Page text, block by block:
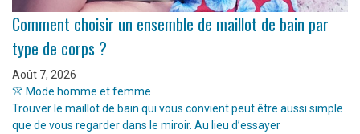
Comment choisir un ensemble de maillot de bain par
type de corps ?
Août 7, 2026
👚 Mode homme et femme
Trouver le maillot de bain qui vous convient peut être aussi simple
que de vous regarder dans le miroir. Au lieu d’essayer